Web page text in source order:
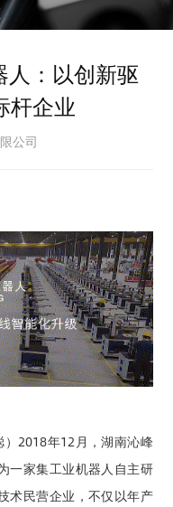
人：以创新驱
杆企业
公司
2018年12月，湖南沁峰
一家集工业机器人自主研
术民营企业，不仅以年产